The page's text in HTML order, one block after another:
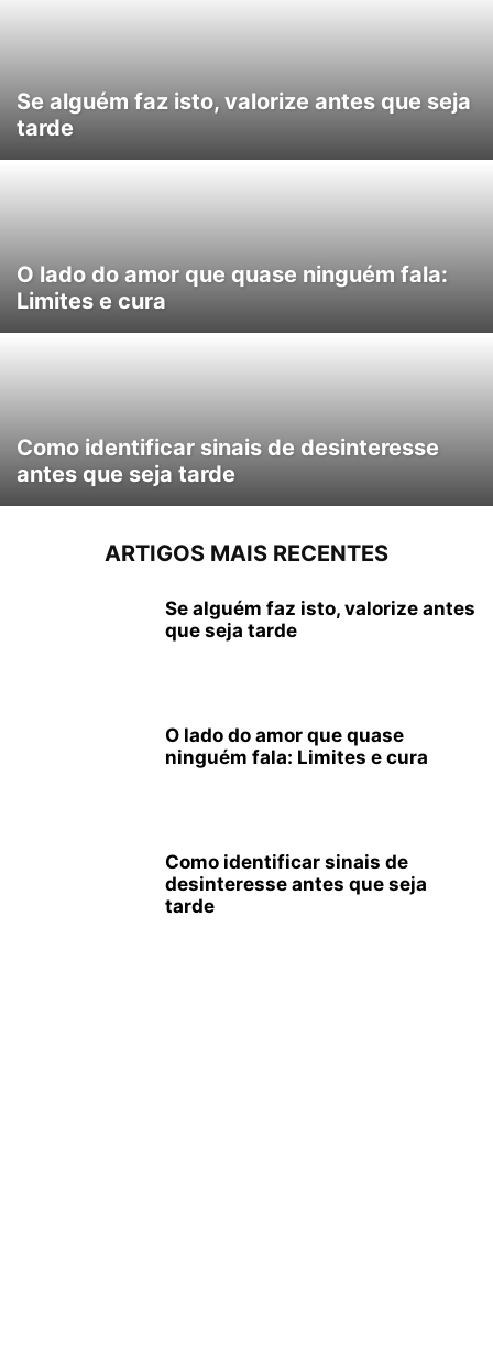
Se alguém faz isto, valorize antes que seja
tarde
O lado do amor que quase ninguém fala:
Limites e cura
Como identificar sinais de desinteresse
antes que seja tarde
ARTIGOS MAIS RECENTES
Se alguém faz isto, valorize antes
que seja tarde
O lado do amor que quase
ninguém fala: Limites e cura
Como identificar sinais de
desinteresse antes que seja
tarde